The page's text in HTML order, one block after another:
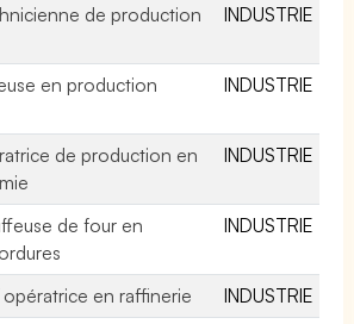
de production
INDUSTRIE
en production
INDUSTRIE
de production en
INDUSTRIE
de four en
INDUSTRIE
en raffinerie
INDUSTRIE